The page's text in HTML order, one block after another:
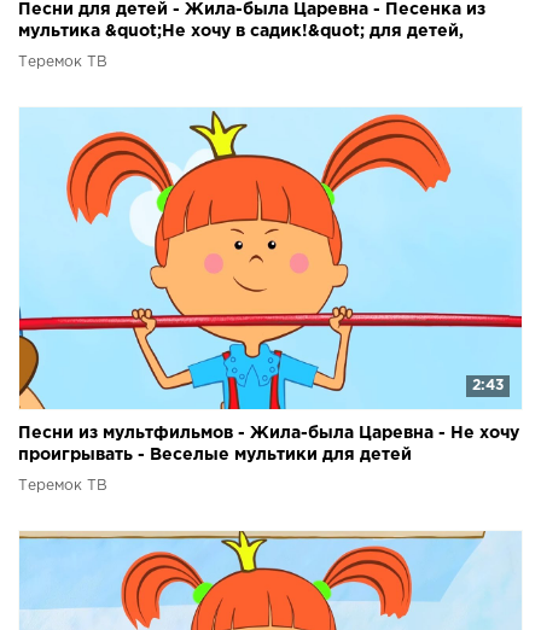
Песни для детей - Жила-была Царевна - Песенка из
мультика &quot;Не хочу в садик!&quot; для детей,
малышей
Теремок ТВ
2:43
Песни из мультфильмов - Жила-была Царевна - Не хочу
проигрывать - Веселые мультики для детей
Теремок ТВ